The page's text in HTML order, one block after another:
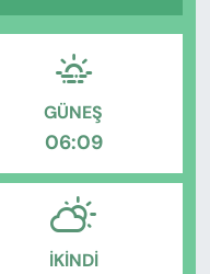
GÜNEŞ
06:09
İKINDI